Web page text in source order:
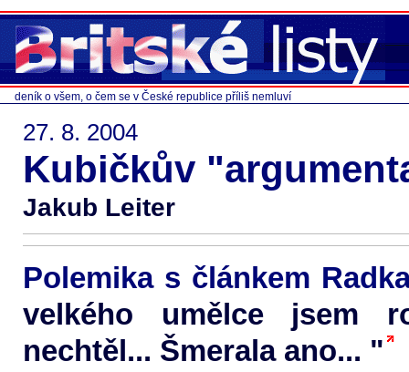
deník o všem, o čem se v České republice příliš nemluví
27. 8. 2004
Kubičkův
Jakub Leiter
Polemika s článkem
velkého umělce jsem
nechtěl... Šmerala ano... "